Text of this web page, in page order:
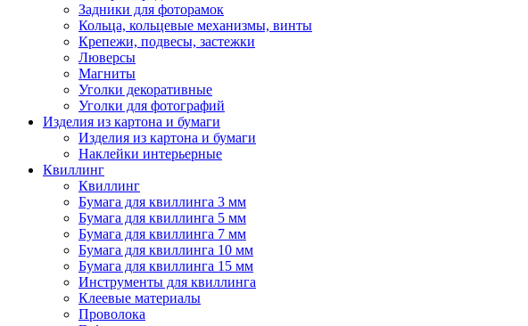
Задники для фоторамок
Кольца, кольцевые механизмы, винты
Крепежи, подвесы, застежки
Люверсы
Магниты
Уголки декоративные
Уголки для фотографий
Изделия из картона и бумаги
Изделия из картона и бумаги
Наклейки интерьерные
Квиллинг
Квиллинг
Бумага для квиллинга 3 мм
Бумага для квиллинга 5 мм
Бумага для квиллинга 7 мм
Бумага для квиллинга 10 мм
Бумага для квиллинга 15 мм
Инструменты для квиллинга
Клеевые материалы
Проволока